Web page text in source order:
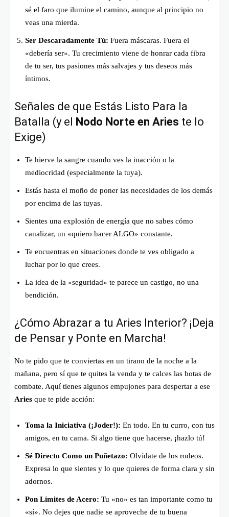
sé el faro que ilumine el camino, aunque al principio no
veas una mierda.
Ser Descaradamente Tú: Fuera máscaras. Fuera el
«debería ser». Tu crecimiento viene de honrar cada fibra
de tu ser, tus pasiones más salvajes y tus deseos más
íntimos.
Señales de que Estás Listo Para la
Batalla (y el Nodo Norte en Aries te lo
Exige)
Te hierve la sangre cuando ves la inacción o la
mediocridad (especialmente la tuya).
Estás hasta el moño de poner las necesidades de los demás
por encima de las tuyas.
Sientes una explosión de energía que no sabes cómo
canalizar, un «quiero hacer ALGO» constante.
Te encuentras en situaciones donde te ves obligado a
luchar por lo que crees.
La idea de la «seguridad» te parece un castigo, no una
bendición.
¿Cómo Abrazar a tu Aries Interior? ¡Deja
de Pensar y Ponte en Marcha!
No te pido que te conviertas en un tirano de la noche a la
mañana, pero sí que te quites la venda y te calces las botas de
combate. Aquí tienes algunos empujones para despertar a ese
Aries que te pide acción:
Toma la Iniciativa (¡Joder!): En todo. En tu curro, con tus
amigos, en tu cama. Si algo tiene que hacerse, ¡hazlo tú!
Sé Directo Como un Puñetazo: Olvídate de los rodeos.
Expresa lo que sientes y lo que quieres de forma clara y sin
adornos.
Pon Límites de Acero: Tu «no» es tan importante como tu
«sí». No dejes que nadie se aproveche de tu buena